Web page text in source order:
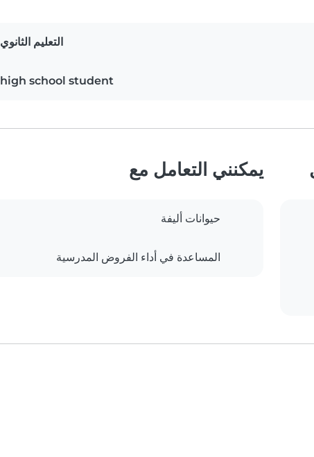
التعليم الثانوي
high school student
يمكنني التعامل مع
حيوانات أليفة
المساعدة في أداء الفروض المدرسية